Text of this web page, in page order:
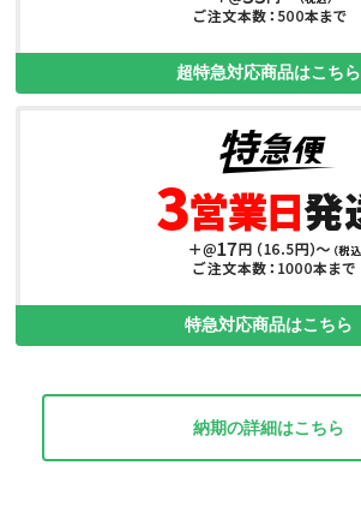
超特急対応商品はこちら
特急対応商品はこちら
納期の詳細はこちら